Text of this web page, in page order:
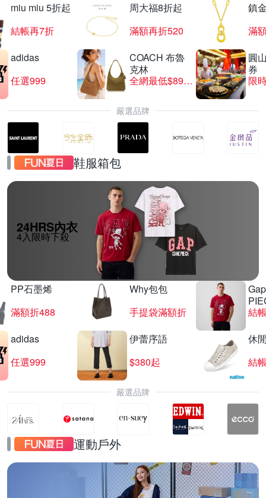
miu miu 5折起
結帳再7折
周大福8折起
滿額再折520
鎮
滿
adidas
任選999
COACH 布魯
克林
全網最低$8999
圓
券
限
嚴選品牌
鞋服箱包
24HRS內衣
4入限時下殺
PP石墨烯
滿額折488
Why包包
手提袋滿額折
結
adidas
任選999
伊蕾序語
$380起
休
結
嚴選品牌
運動戶外